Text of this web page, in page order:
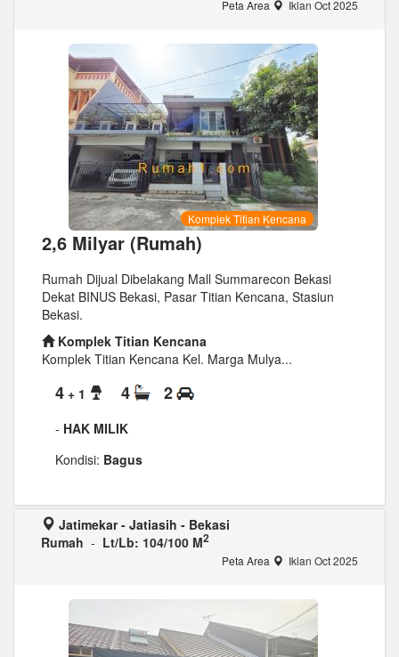
Peta Area Iklan Oct 2025
Komplek Titian Kencana
2,6 Milyar (Rumah)
Rumah Dijual Dibelakang Mall Summarecon Bekasi
Dekat BINUS Bekasi, Pasar Titian Kencana, Stasiun
Bekasi.
Komplek Titian Kencana
Komplek Titian Kencana Kel. Marga Mulya...
4 + 1 4 2
- HAK MILIK
Kondisi: Bagus
Jatimekar - Jatiasih - Bekasi
Rumah - Lt/Lb: 104/100 M2
Peta Area Iklan Oct 2025